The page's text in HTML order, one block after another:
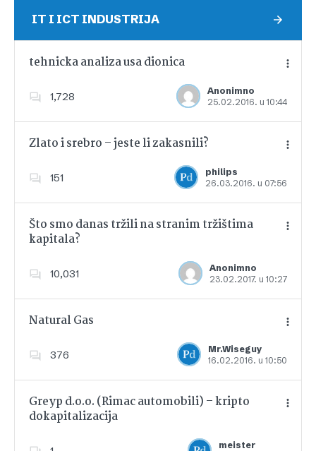
IT I ICT INDUSTRIJA
tehnicka analiza usa dionica
1,728
Anonimno
25.02.2016. u 10:44
Dodajte u favorite
Zlato i srebro – jeste li zakasnili?
151
philips
26.03.2016. u 07:56
Dodajte u favorite
Što smo danas tržili na stranim tržištima
kapitala?
10,031
Anonimno
23.02.2017. u 10:27
Dodajte u favorite
Natural Gas
376
Mr.Wiseguy
16.02.2016. u 10:50
Dodajte u favorite
Greyp d.o.o. (Rimac automobili) – kripto
dokapitalizacija
meister
Dodajte u favorite